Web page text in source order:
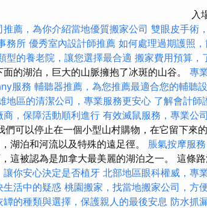
入
推薦，為你介紹當地優質搬家公司 雙眼皮手術
務所 優秀室內設計師推薦 如何處理過期護照
型的養老院，讓您選擇最合適 搬家費用預算，
的湖泊，巨大的山脈擁抱了冰斑的山谷。 專
服務 輔聽器推薦，為您推薦最適合您的輔聽
地區的清潔公司，專業服務更安心 了解會計師
，保障活動順利進行 有效滅鼠服務，專業公
們可以停止在一個小型山村購物，在它留下來
湖泊和河流以及特殊的遠足徑。 脹氣按摩服務
這被認為是加拿大最美麗的湖泊之一。 這條
讓你安心決定是否植牙 北部地區眼科權威，專
生活中的疑惑 桃園搬家，找當地搬家公司，方
罈的種類與選擇，保護親人的最後安息 防水抓